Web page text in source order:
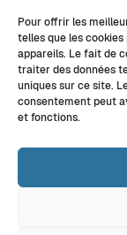
Pour offrir les
telles que les
appareils. Le fait de
traiter des données
uniques sur ce site.
consentement peut
et fonctions.
Instagram
Mentions
Carte du site
Contact